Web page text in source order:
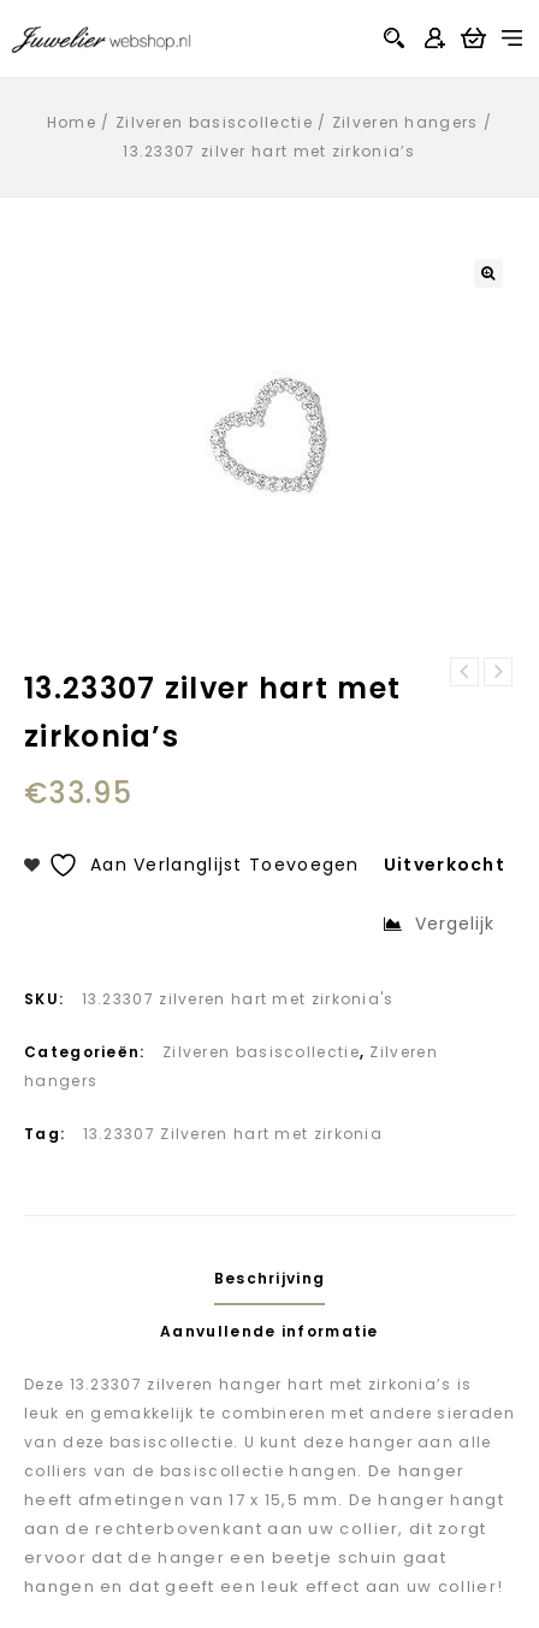
Home / Zilveren basiscollectie / Zilveren hangers /
13.23307 zilver hart met zirkonia’s
13.23307 zilver hart met
zirkonia’s
€33.95
Uitverkocht
Aan Verlanglijst Toevoegen
Vergelijk
SKU: 13.23307 zilveren hart met zirkonia's
Categorieën: Zilveren basiscollectie, Zilveren
hangers
Tag: 13.23307 Zilveren hart met zirkonia
Beschrijving
Aanvullende informatie
Deze 13.23307 zilveren hanger hart met zirkonia’s is
leuk en gemakkelijk te combineren met andere sieraden
van deze basiscollectie. U kunt deze hanger aan alle
colliers van de basiscollectie hangen. De hanger
heeft afmetingen van 17 x 15,5 mm. De hanger hangt
aan de rechterbovenkant aan uw collier, dit zorgt
ervoor dat de hanger een beetje schuin gaat
hangen en dat geeft een leuk effect aan uw collier!